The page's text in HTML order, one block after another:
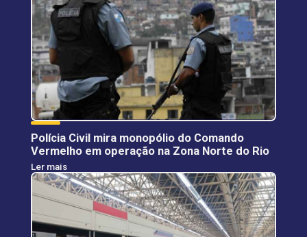
Polícia Civil mira monopólio do Comando
Vermelho em operação na Zona Norte do Rio
Ler mais